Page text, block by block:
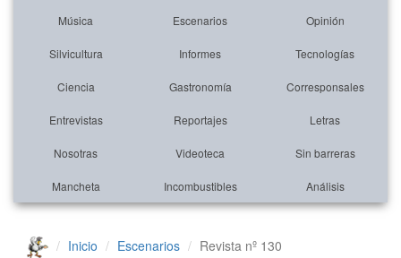
Música Escenarios Opinión
Silvicultura Informes Tecnologías
Ciencia Gastronomía Corresponsales
Entrevistas Reportajes Letras
Nosotras Videoteca Sin barreras
Mancheta Incombustibles Análisis
Inicio Escenarios Revista nº 130